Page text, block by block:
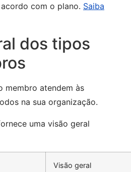
com o plano. Saiba
dos tipos
membro atendem às
na sua organização.
uma visão geral
Visão geral